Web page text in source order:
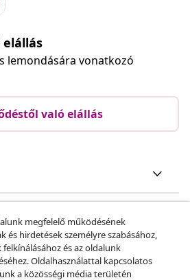
elállás
lemondására vonatkozó
való elállás
megfelelő működésének
és hirdetések személyre szabásához,
és az oldalunk
Oldalhasználattal kapcsolatos
a közösségi média területén